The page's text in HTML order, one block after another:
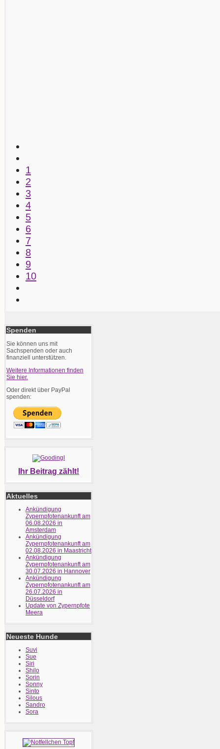
1
2
3
4
5
6
7
8
9
10
Spenden
Sie können uns mit
Sachspenden oder auch
finanziell unterstützen.
Weitere Informationen finden
Sie hier.
Oder direkt über PayPal
spenden:
Ihr Beitrag zählt!
Aktuelles
Ankündigung
Zypernpfotenankunft am
06.08.2026 in
Amsterdam
Ankündigung
Zypernpfotenankunft am
02.08.2026 in Maastricht
Ankündigung
Zypernpfotenankunft am
30.07.2026 in Hannover
Ankündigung
Zypernpfotenankunft am
26.07.2026 in
Düsseldorf
Update von Zypernpfote
Meera
Neueste Hunde
Suvi
Sue
Siri
Shilo
Sorin
Sonny
Sinto
Silous
Sandro
Sora